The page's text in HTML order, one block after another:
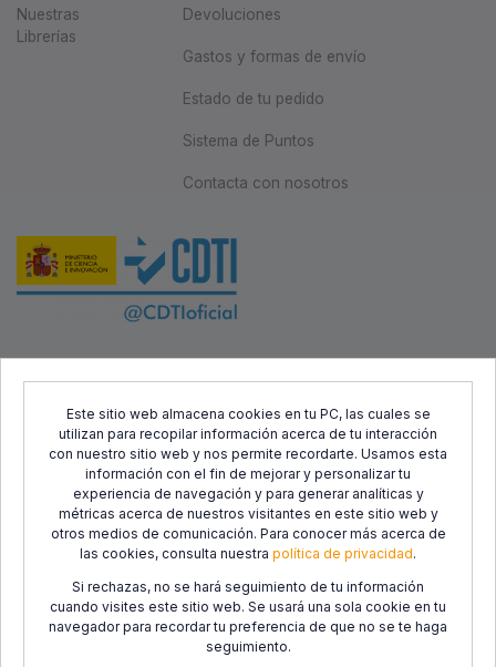
Este sitio web almacena cookies en tu PC, las cuales se
utilizan para recopilar información acerca de tu interacción
con nuestro sitio web y nos permite recordarte. Usamos esta
información con el fin de mejorar y personalizar tu
experiencia de navegación y para generar analíticas y
métricas acerca de nuestros visitantes en este sitio web y
otros medios de comunicación. Para conocer más acerca de
las cookies, consulta nuestra política de privacidad.
Si rechazas, no se hará seguimiento de tu información
cuando visites este sitio web. Se usará una sola cookie en tu
navegador para recordar tu preferencia de que no se te haga
seguimiento.
Nuestras
Librerías
Devoluciones
Gastos y formas de envío
Estado de tu pedido
Sistema de Puntos
Contacta con nosotros
Desarrollo Regional (FEDER) y el Centro para el Desarrollo
Tecnológico Industrial (CDTI), con el objetivo de promover el
desarrollo tecnológico, la innovación y una investigación de